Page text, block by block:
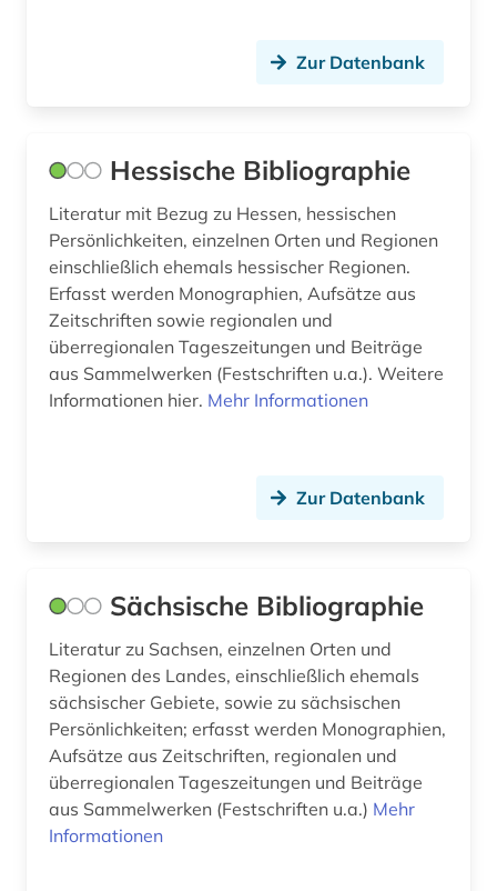
Zur Datenbank
Hessische Bibliographie
Literatur mit Bezug zu Hessen, hessischen
Persönlichkeiten, einzelnen Orten und Regionen
einschließlich ehemals hessischer Regionen.
Erfasst werden Monographien, Aufsätze aus
Zeitschriften sowie regionalen und
überregionalen Tageszeitungen und Beiträge
aus Sammelwerken (Festschriften u.a.). Weitere
Informationen hier. Mehr Informationen
Zur Datenbank
Sächsische Bibliographie
Literatur zu Sachsen, einzelnen Orten und
Regionen des Landes, einschließlich ehemals
sächsischer Gebiete, sowie zu sächsischen
Persönlichkeiten; erfasst werden Monographien,
Aufsätze aus Zeitschriften, regionalen und
überregionalen Tageszeitungen und Beiträge
aus Sammelwerken (Festschriften u.a.) Mehr
Informationen